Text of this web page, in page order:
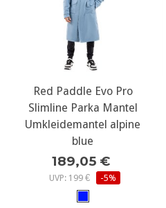
Red Paddle Evo Pro
Slimline Parka Mantel
Umkleidemantel alpine
blue
189,05 €
UVP: 199 € -5%